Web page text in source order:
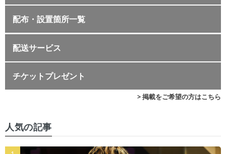
配布・設置箇所一覧
配送サービス
チケットプレゼント
> 掲載をご希望の方はこちら
人気の記事